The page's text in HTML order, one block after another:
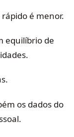
é menor.
equilíbrio de
os dados do